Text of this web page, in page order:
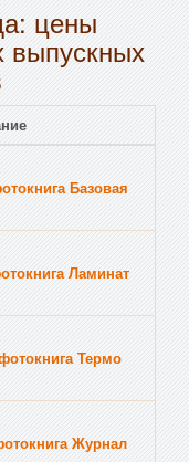
цены
выпускных
Базовая
Ламинат
Термо
Журнал